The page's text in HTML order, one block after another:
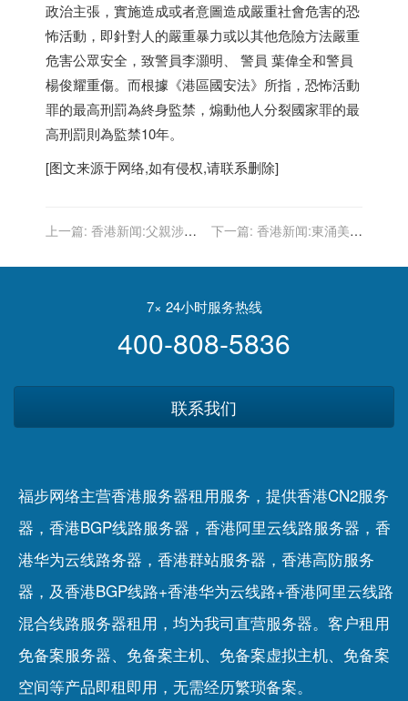
政治主張，實施造成或者意圖造成嚴重社會危害的恐
怖活動，即針對人的嚴重暴力或以其他危險方法嚴重
危害公眾安全，致警員李灝明、 警員 葉偉全和警員
楊俊耀重傷。而根據《港區國安法》所指，恐怖活動
罪的最高刑罰為終身監禁，煽動他人分裂國家罪的最
高刑罰則為監禁10年。
[图文来源于网络,如有侵权,请联系删除]
上一篇: 香港新闻:父親涉強
妨礙司法公正罪成
下一篇: 香港新闻:東涌美逸
收強制檢測令
7× 24小时服务热线
400-808-5836
联系我们
福步网络主营香港服务器租用服务，提供香港CN2服务
器，香港BGP线路服务器，香港阿里云线路服务器，香
港华为云线路务器，香港群站服务器，香港高防服务
器，及香港BGP线路+香港华为云线路+香港阿里云线路
混合线路服务器租用，均为我司直营服务器。客户租用
免备案服务器、 免备案主机、 免备案虚拟主机、 免备案
空间等产品即租即用，无需经历繁琐备案。